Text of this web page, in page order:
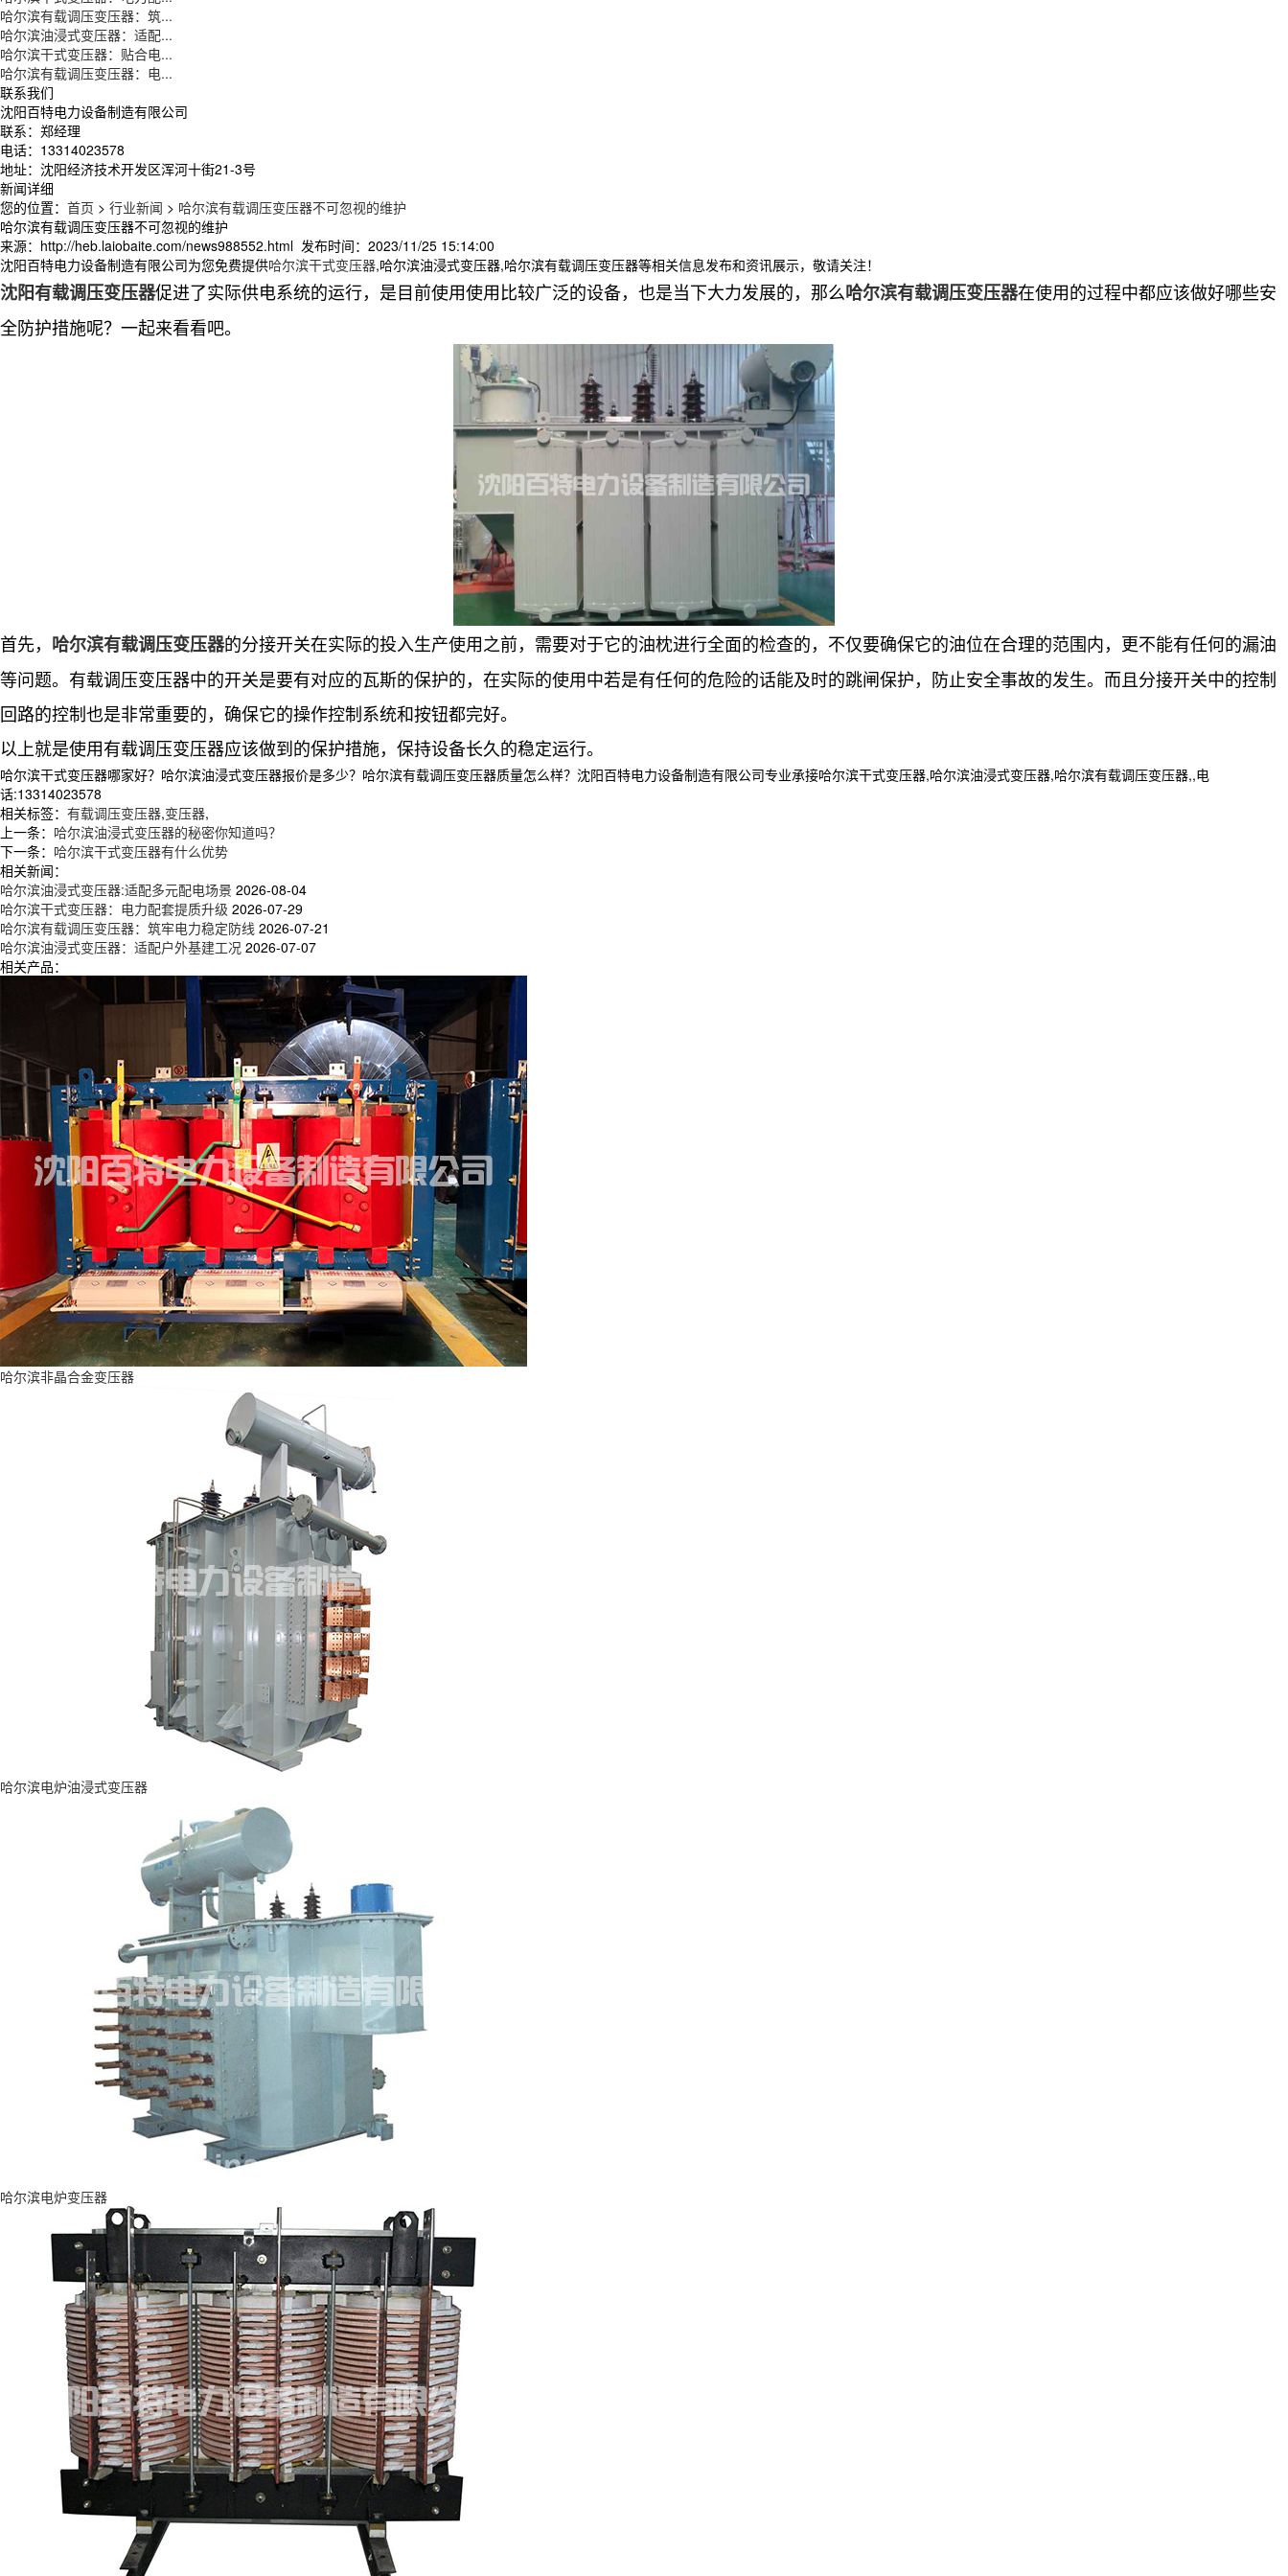
哈尔滨有载调压变压器：筑...
哈尔滨油浸式变压器：适配...
哈尔滨干式变压器：贴合电...
哈尔滨有载调压变压器：电...
联系我们
沈阳百特电力设备制造有限公司
联系：郑经理
电话：13314023578
地址：沈阳经济技术开发区浑河十街21-3号
新闻详细
您的位置： 首页 > 行业新闻 > 哈尔滨有载调压变压器不可忽视的维护
哈尔滨有载调压变压器不可忽视的维护
来源：http://heb.laiobaite.com/news988552.html 发布时间：2023/11/25 15:14:00
沈阳百特电力设备制造有限公司为您免费提供哈尔滨干式变压器,哈尔滨油浸式变压器,哈尔滨有载调压变压器等相关信息发布和资讯展示，敬请关注！
沈阳有载调压变压器促进了实际供电系统的运行，是目前使用使用比较广泛的设备，也是当下大力发展的，那么哈尔滨有载调压变压器在使用的过程中都应该做好哪些安
全防护措施呢？一起来看看吧。
首先， 哈尔滨有载调压变压器的分接开关在实际的投入生产使用之前，需要对于它的油枕进行全面的检查的，不仅要确保它的油位在合理的范围内，更不能有任何的漏油
等问题。 有载调压变压器中的开关是要有对应的瓦斯的保护的，在实际的使用中若是有任何的危险的话能及时的跳闸保护，防止安全事故的发生。而且分接开关中的控制
回路的控制也是非常重要的，确保它的操作控制系统和按钮都完好。
以上就是使用有载调压变压器应该做到的保护措施，保持设备长久的稳定运行。
哈尔滨干式变压器哪家好？哈尔滨油浸式变压器报价是多少？哈尔滨有载调压变压器质量怎么样？沈阳百特电力设备制造有限公司专业承接哈尔滨干式变压器,哈尔滨油浸式变压器,哈尔滨有载调压变压器,,电
话:13314023578
相关标签： 有载调压变压器,变压器,
上一条： 哈尔滨油浸式变压器的秘密你知道吗？
下一条： 哈尔滨干式变压器有什么优势
相关新闻：
哈尔滨油浸式变压器:适配多元配电场景 2026-08-04
哈尔滨干式变压器：电力配套提质升级 2026-07-29
哈尔滨有载调压变压器：筑牢电力稳定防线 2026-07-21
哈尔滨油浸式变压器：适配户外基建工况 2026-07-07
相关产品：
哈尔滨非晶合金变压器
哈尔滨电炉油浸式变压器
哈尔滨电炉变压器